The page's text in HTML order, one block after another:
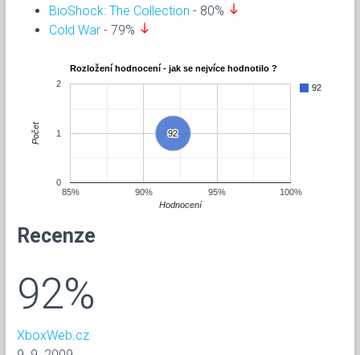
BioShock: The Collection - 80% south
Cold War - 79% south
Rozložení hodnocení - jak se nejvíce hodnotilo ?
92
92
92
85% 90% 95% 100%
0
1
2
Hodnocení
Počet
Recenze
92%
XboxWeb.cz